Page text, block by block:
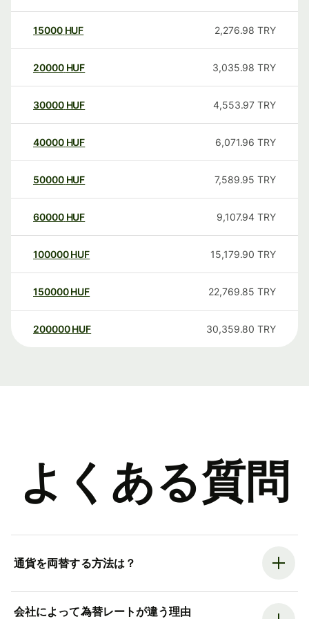
15000 HUF 2,276.98 TRY
20000 HUF 3,035.98 TRY
30000 HUF 4,553.97 TRY
40000 HUF 6,071.96 TRY
50000 HUF 7,589.95 TRY
60000 HUF 9,107.94 TRY
100000 HUF 15,179.90 TRY
150000 HUF 22,769.85 TRY
200000 HUF 30,359.80 TRY
よくある質問
通貨を両替する方法は？
会社によって為替レートが違う理由